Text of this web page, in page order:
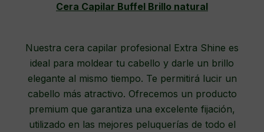
Cera Capilar Buffel Brillo natural
Nuestra cera capilar profesional Extra Shine es
ideal para moldear tu cabello y darle un brillo
elegante al mismo tiempo. Te permitirá lucir un
cabello más atractivo. Ofrecemos un producto
premium que garantiza una excelente fijación,
utilizado en las mejores peluquerías de todo el